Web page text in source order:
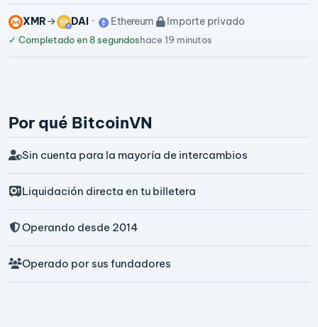
XMR DAI Ethereum Importe privado
✓ Completado en 8 segundoshace 19 minutos
Por qué BitcoinVN
Sin cuenta para la mayoría de intercambios
Liquidación directa en tu billetera
Operando desde 2014
Operado por sus fundadores